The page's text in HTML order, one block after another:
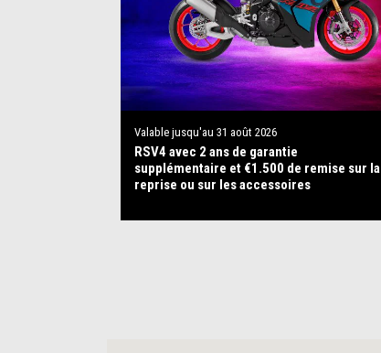
Valable jusqu'au 31 août 2026
RSV4 avec 2 ans de garantie
supplémentaire et €1.500 de remise sur la
reprise ou sur les accessoires